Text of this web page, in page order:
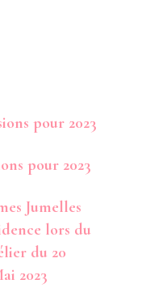
pour 2023
pour 2023
Jumelles
lors du
du 20
2023